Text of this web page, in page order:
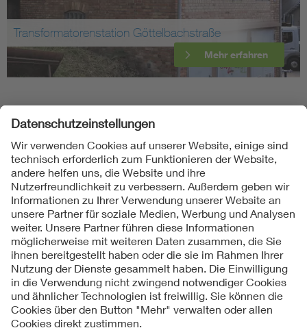
Transformatorenstation Göttelbachstraße
Mehr erfahren
Folgen Sie uns
Kontakte
Service